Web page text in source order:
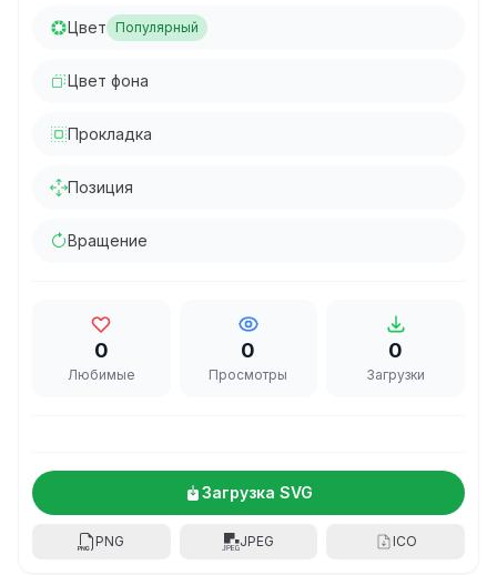
Цвет Популярный
Цвет фона
Прокладка
Позиция
Вращение
0
Любимые
0
Просмотры
0
Загрузки
Загрузка SVG
PNG JPEG ICO